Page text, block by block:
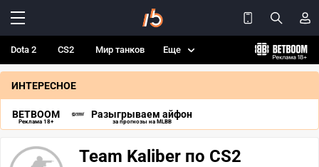
Dota 2 CS2 Мир танков Еще
ИНТЕРЕСНОЕ
BETBOOM
Реклама 18+
Разыгрываем айфон
за прогнозы на MLBB
Team Kaliber по CS2